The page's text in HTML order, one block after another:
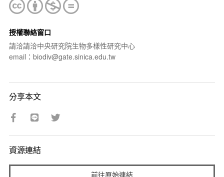
授權聯絡窗口
請洽請洽中央研究院生物多樣性研究中心
email：biodiv@gate.sinica.edu.tw
分享本文
資源連結
前往原始連結